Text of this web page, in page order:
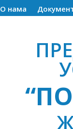
О нама